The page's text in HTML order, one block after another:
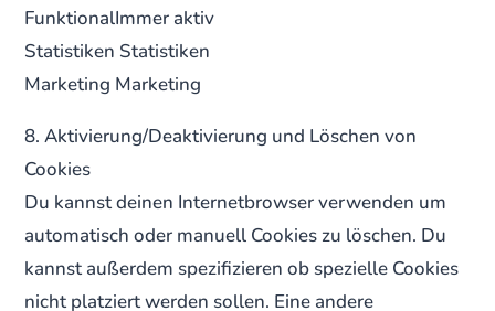
FunktionalImmer aktiv
Statistiken Statistiken
Marketing Marketing
8. Aktivierung/Deaktivierung und Löschen von
Cookies
Du kannst deinen Internetbrowser verwenden um
automatisch oder manuell Cookies zu löschen. Du
kannst außerdem spezifizieren ob spezielle Cookies
nicht platziert werden sollen. Eine andere